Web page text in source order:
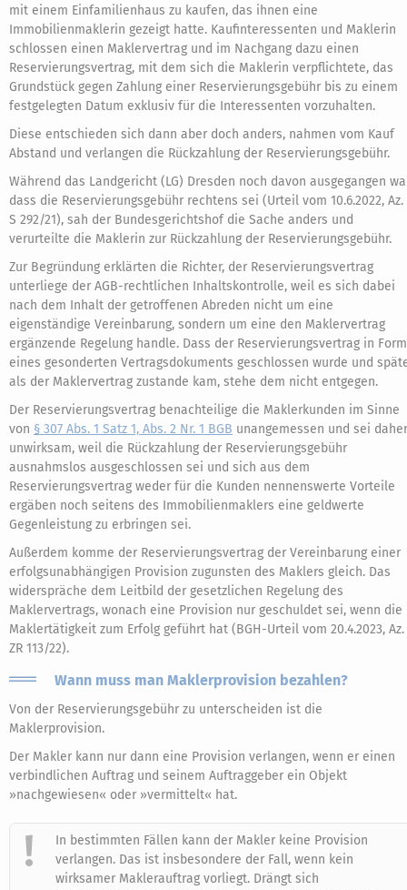
mit einem Einfamilienhaus zu kaufen, das ihnen eine
Immobilienmaklerin gezeigt hatte. Kaufinteressenten und Maklerin
schlossen einen Maklervertrag und im Nachgang dazu einen
Reservierungsvertrag, mit dem sich die Maklerin verpflichtete, das
Grundstück gegen Zahlung einer Reservierungsgebühr bis zu einem
festgelegten Datum exklusiv für die Interessenten vorzuhalten.
Diese entschieden sich dann aber doch anders, nahmen vom Kauf
Abstand und verlangen die Rückzahlung der Reservierungsgebühr.
Während das Landgericht (LG) Dresden noch davon ausgegangen
dass die Reservierungsgebühr rechtens sei (Urteil vom 10.6.2022, Az.
S 292/21), sah der Bundesgerichtshof die Sache anders und
verurteilte die Maklerin zur Rückzahlung der Reservierungsgebühr.
Zur Begründung erklärten die Richter, der Reservierungsvertrag
unterliege der AGB-rechtlichen Inhaltskontrolle, weil es sich dabei
nach dem Inhalt der getroffenen Abreden nicht um eine
eigenständige Vereinbarung, sondern um eine den Maklervertrag
ergänzende Regelung handle. Dass der Reservierungsvertrag in Form
eines gesonderten Vertragsdokuments geschlossen wurde und
als der Maklervertrag zustande kam, stehe dem nicht entgegen.
Der Reservierungsvertrag benachteilige die Maklerkunden im Sinne
von § 307 Abs. 1 Satz 1, Abs. 2 Nr. 1 BGB unangemessen und sei daher
unwirksam, weil die Rückzahlung der Reservierungsgebühr
ausnahmslos ausgeschlossen sei und sich aus dem
Reservierungsvertrag weder für die Kunden nennenswerte Vorteile
ergäben noch seitens des Immobilienmaklers eine geldwerte
Gegenleistung zu erbringen sei.
Außerdem komme der Reservierungsvertrag der Vereinbarung einer
erfolgsunabhängigen Provision zugunsten des Maklers gleich. Das
widerspräche dem Leitbild der gesetzlichen Regelung des
Maklervertrags, wonach eine Provision nur geschuldet sei, wenn die
Maklertätigkeit zum Erfolg geführt hat (BGH-Urteil vom 20.4.2023, Az.
ZR 113/22).
Wann muss man Maklerprovision bezahlen?
Von der Reservierungsgebühr zu unterscheiden ist die
Maklerprovision.
Der Makler kann nur dann eine Provision verlangen, wenn er einen
verbindlichen Auftrag und seinem Auftraggeber ein Objekt
»nachgewiesen« oder »vermittelt« hat.
In bestimmten Fällen kann der Makler keine Provision
verlangen. Das ist insbesondere der Fall, wenn kein
wirksamer Maklerauftrag vorliegt. Drängt sich